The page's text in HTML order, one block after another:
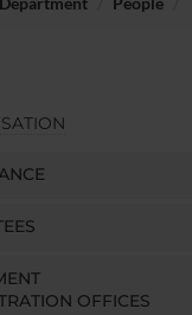
OFFICES